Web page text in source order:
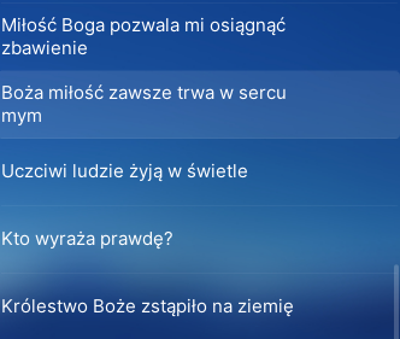
Miłość Boga pozwala mi osiągnąć
zbawienie
Boża miłość zawsze trwa w sercu
mym
Uczciwi ludzie żyją w świetle
Kto wyraża prawdę?
Królestwo Boże zstąpiło na ziemię